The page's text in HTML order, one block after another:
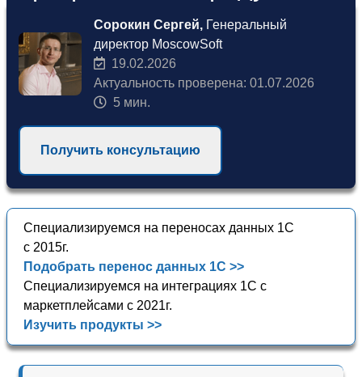
Сорокин Сергей, Генеральный
директор MoscowSoft
19.02.2026
Актуальность проверена: 01.07.2026
5 мин.
Получить консультацию
Специализируемся на переносах данных 1С
с 2015г.
Подобрать перенос данных 1С >>
Специализируемся на интеграциях 1С с
маркетплейсами с 2021г.
Изучить продукты >>